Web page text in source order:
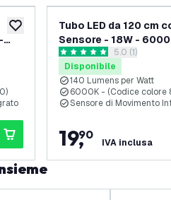
aggiungi alla lista desideri
recensioni
Tubo LED da 120 cm
Sensore - 18W -
2520 Lumen
apri il
5 stelle di valutazione
5.0 (1)
Disponibile
140 Lumens per Watt
6000K - (Codice colore
Sensore di Movimento
19,
90
IVA inclusa